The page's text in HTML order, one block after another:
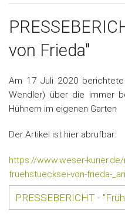
von Frieda"
Am 17 Juli 2020 berichtete
Wendler) über die immer
Hühnern im eigenen Garten
Der Artikel ist hier abrufbar:
https://www.weser-
fruehstuecksei-von-frieda-
PRESSEBERICHT -